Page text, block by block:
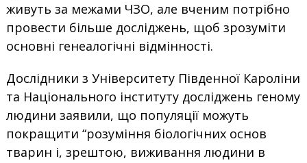
живуть за межами ЧЗО, але вченим потрібно
провести більше досліджень, щоб зрозуміти
основні генеалогічні відмінності.
Дослідники з Університету Південної Кароліни
та Національного інституту досліджень геному
людини заявили, що популяції можуть
покращити “розуміння біологічних основ
тварин і, зрештою, виживання людини в